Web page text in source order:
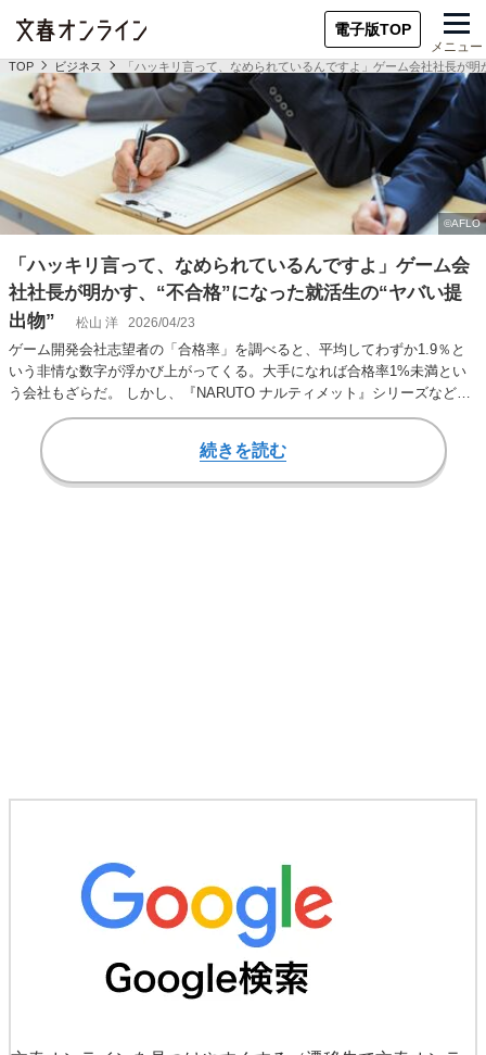
電子版TOP
メニュー
TOP ビジネス 「ハッキリ言って、なめられているんですよ」ゲーム会社社長が
「ハッキリ言って、なめられているんですよ」ゲーム会
社社長が明かす、“不合格”になった就活生の“ヤバい提
出物”
松山 洋 2026/04/23
ゲーム開発会社志望者の「合格率」を調べると、平均してわずか1.9％と
いう非情な数字が浮かび上がってくる。大手になれば合格率1%未満とい
う会社もざらだ。 しかし、『NARUTO ナルティメット』シリーズなどで
知られる…
続きを読む